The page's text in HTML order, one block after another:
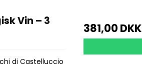
Vin – 3
di Castelluccio
381,00 DKK